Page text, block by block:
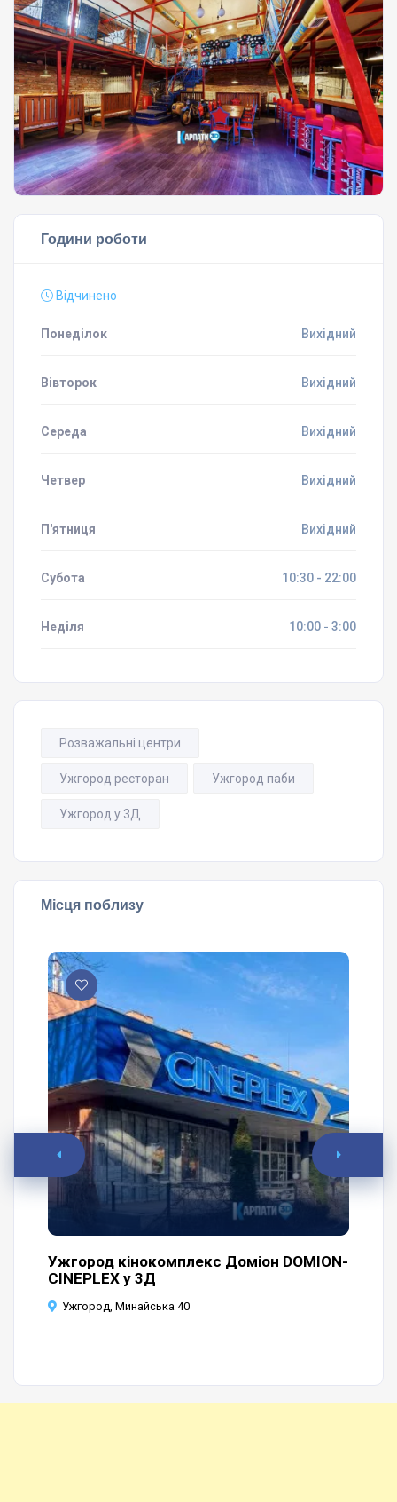
Години роботи
Відчинено
Понеділок Вихідний
Вівторок Вихідний
Середа Вихідний
Четвер Вихідний
П'ятниця Вихідний
Субота 10:30 - 22:00
Неділя 10:00 - 3:00
Розважальні центри
Ужгород ресторан Ужгород паби
Ужгород у 3Д
Місця поблизу
Ужгород кінокомплекс Доміон DOMION-
CINEPLEX у 3Д
Ужгород, Минайська 40